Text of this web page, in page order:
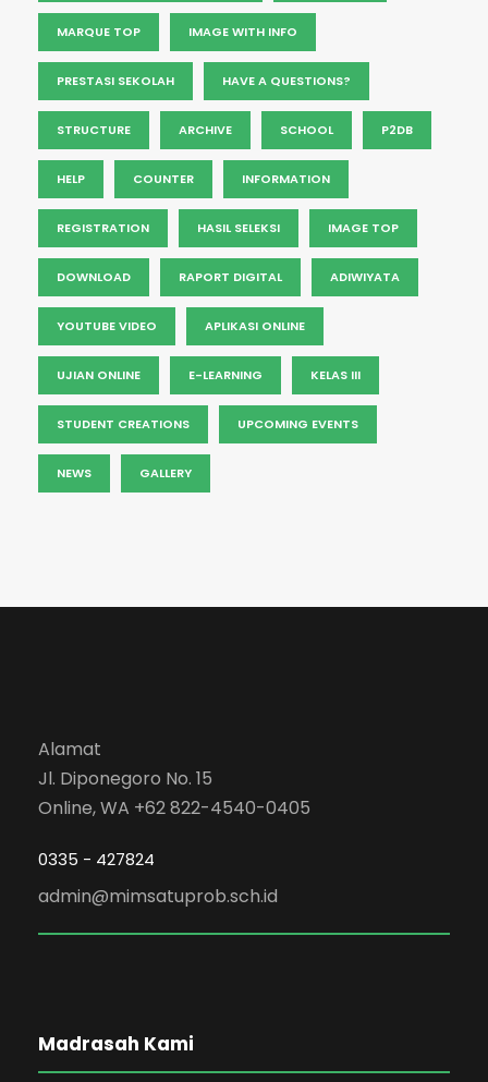
MARQUE TOP IMAGE WITH INFO
PRESTASI SEKOLAH HAVE A QUESTIONS?
STRUCTURE ARCHIVE SCHOOL P2DB
HELP COUNTER INFORMATION
REGISTRATION HASIL SELEKSI IMAGE TOP
DOWNLOAD RAPORT DIGITAL ADIWIYATA
YOUTUBE VIDEO APLIKASI ONLINE
UJIAN ONLINE E-LEARNING KELAS III
STUDENT CREATIONS UPCOMING EVENTS
NEWS GALLERY
Alamat
Jl. Diponegoro No. 15
Online, WA +62 822-4540-0405
0335 - 427824
admin@mimsatuprob.sch.id
Madrasah Kami